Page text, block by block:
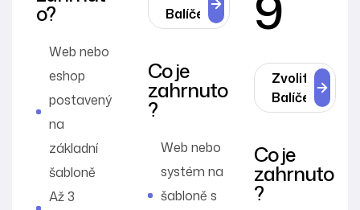
o?
Web nebo
eshop
postavený
na
základní
šabloně
Až 3
Balíček
Co je
zahrnuto
?
Web nebo
systém na
šabloně s
Zvolit
Balíček
Co je
zahrnuto
?